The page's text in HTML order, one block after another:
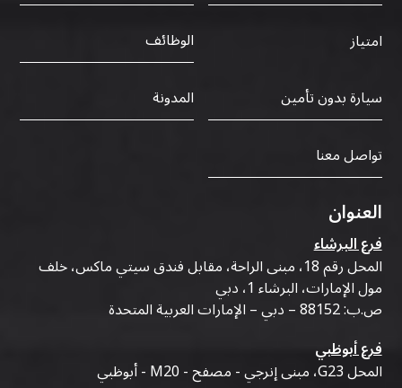
امتياز
الوظائف
سيارة بدون تأمين
المدونة
تواصل معنا
العنوان
فرع البرشاء
المحل رقم 18، مبنى الراحة، مقابل فندق سيتي ماكس، خلف
مول الإمارات، البرشاء 1، دبي
ص.ب: 88152 – دبي – الإمارات العربية المتحدة
فرع أبوظبي
المحل G23، مبنى إنرجي - مصفح - M20 - أبوظبي